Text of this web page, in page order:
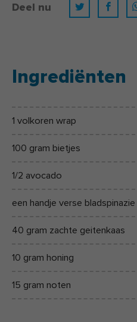
Deel nu
Ingrediënten
1 volkoren wrap
100 gram bietjes
1/2 avocado
een handje verse bladspinazie
40 gram zachte geitenkaas
10 gram honing
15 gram noten